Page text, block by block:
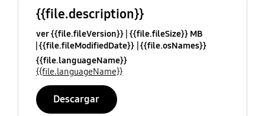
{{file.description}}
ver {{file.fileVersion}} {{file.fileSize}} MB
{{file.fileModifiedDate}} {{file.osNames}}
{{file.languageName}}
{{file.languageName}}
Descargar